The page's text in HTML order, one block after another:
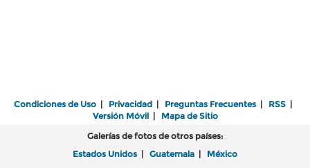
Condiciones de Uso | Privacidad | Preguntas Frecuentes | RSS |
Versión Móvil| Mapa de Sitio
Galerías de fotos de otros países:
Estados Unidos | Guatemala | México